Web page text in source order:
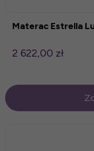
Materac Estrella
2 622,00 zł